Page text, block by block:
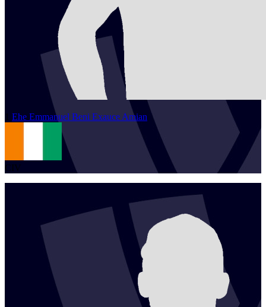
1 Ehe Emmanuel Beni Exauce Amian
CIV